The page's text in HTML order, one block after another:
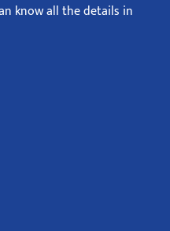
know all the details in